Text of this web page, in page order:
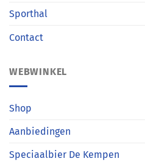
Sporthal
Contact
WEBWINKEL
Shop
Aanbiedingen
Speciaalbier De Kempen